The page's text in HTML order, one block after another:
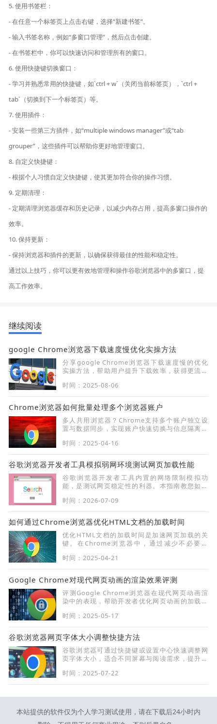
5. 使用书签栏：
- 在任意一个标签页上点击右键，选择“新建书签”。
- 输入书签名称，例如“多窗口管理”，然后点击创建。
- 在书签栏中，你可以快速访问和管理所有的窗口。
6. 使用快捷键切换窗口：
- 学习并熟悉常用的快捷键，如`ctrl + w`（关闭当前标签页），`ctrl +
tab`（切换到下一个标签页）等。
7. 使用插件：
- 安装一些第三方插件，如“multiple windows manager”或“tab
grouper”，这些插件可以帮助你更好地管理窗口。
8. 自定义快捷键：
- 根据个人习惯自定义快捷键，使其更加符合你的操作习惯。
9. 定期清理：
- 定期清理浏览器缓存和历史记录，以减少内存占用，提高多窗口操作的
效率。
10. 保持更新：
- 保持浏览器和插件的更新，以确保获得最佳的性能和稳定性。
通过以上技巧，你可以更有效地管理和操作谷歌浏览器中的多窗口，提
高工作效率。
继续阅读
google Chrome浏览器下载速度慢优化实操方法
分享google Chrome浏览器下载速度慢的优化
实操方法，帮助用户提升下载效率，获得更流畅
时间：2025-08-06
Chrome浏览器如何批量处理多个浏览器账户
多人共用浏览器？Chrome支持多个账户独立设
置与数据同步，实现账户快速切换与信息隔离，
时间：2025-04-16
谷歌浏览器开发者工具模拟弱网环境测试网页加载性能
谷歌浏览器开发者工具内置的网络限制模拟功
能，是测试网页稳定性的利器。本指南教您如何
面评估复杂网络下网页的排版稳定性与内容加载
表现。
时间：2026-07-09
如何通过Chrome浏览器优化HTML文档的加载时间
优化HTML文档的加载时间是加速网页加载的关
键。在Chrome浏览器中，通过减少不必要的
短HTML文档的加载时间。
时间：2025-04-21
Google Chrome对现代网页动画的渲染效果评测
评测Google Chrome浏览器在现代网页动画渲
染中的表现，帮助开发者优化网页动画的加载与
时间：2025-05-17
谷歌浏览器网页字体大小调整快捷方法
谷歌浏览器可通过快捷键或设置中心快速调整网
页字体大小，适合不同屏幕与阅读需求，提升视
时间：2025-07-22
本站提供的软件仅为个人学习测试使用，请在下载后24小时内